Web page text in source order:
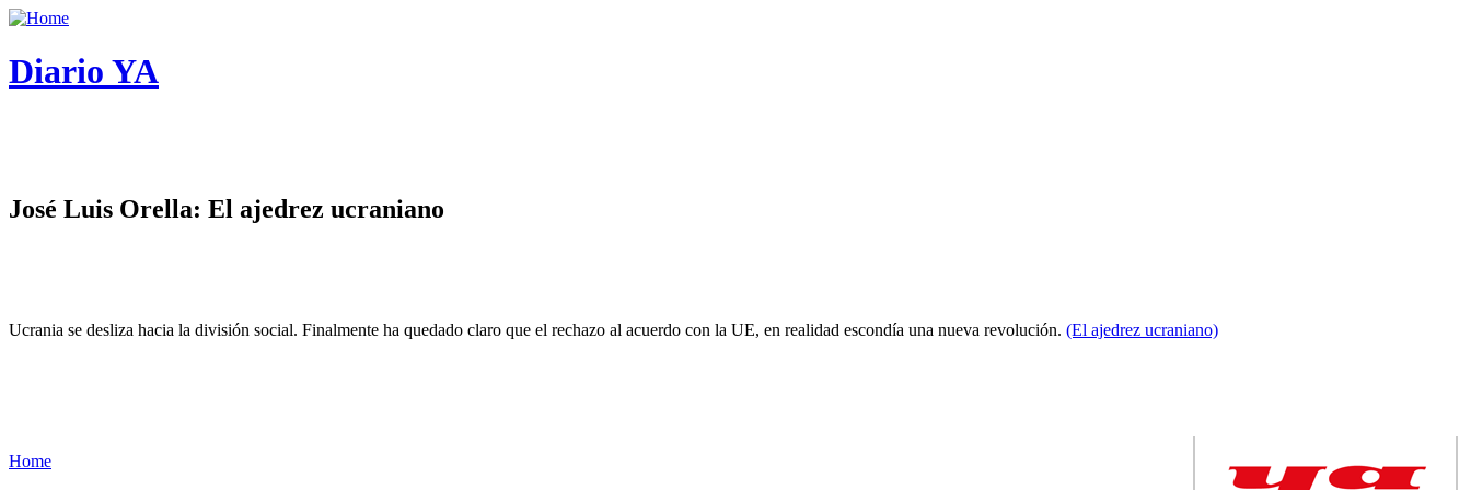
Diario YA
José Luis Orella: El ajedrez ucraniano
Ucrania se desliza hacia la división social. Finalmente ha quedado claro que el rechazo al acuerdo con la UE, en realidad escondía una nueva revolución. (El ajedrez ucraniano)
Home